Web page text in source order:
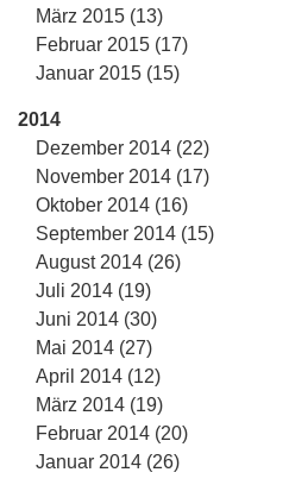
März 2015 (13)
Februar 2015 (17)
Januar 2015 (15)
2014
Dezember 2014 (22)
November 2014 (17)
Oktober 2014 (16)
September 2014 (15)
August 2014 (26)
Juli 2014 (19)
Juni 2014 (30)
Mai 2014 (27)
April 2014 (12)
März 2014 (19)
Februar 2014 (20)
Januar 2014 (26)